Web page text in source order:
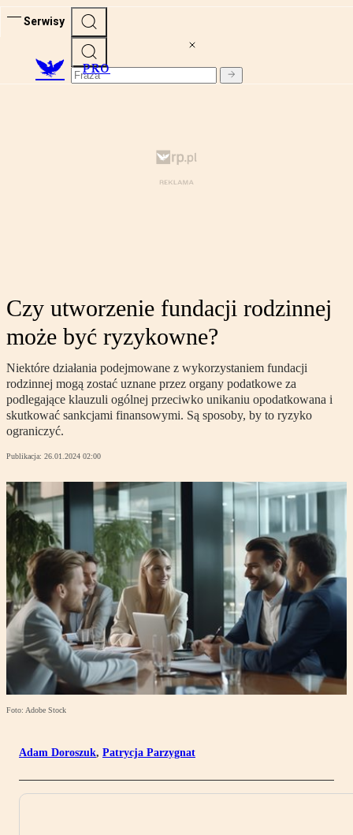
Serwisy
PRO
Czy utworzenie fundacji rodzinnej
może być ryzykowne?
Niektóre działania podejmowane z wykorzystaniem fundacji
rodzinnej mogą zostać uznane przez organy podatkowe za
podlegające klauzuli ogólnej przeciwko unikaniu opodatkowana i
skutkować sankcjami finansowymi. Są sposoby, by to ryzyko
ograniczyć.
Publikacja: 26.01.2024 02:00
Foto: Adobe Stock
Adam Doroszuk, Patrycja Parzygnat